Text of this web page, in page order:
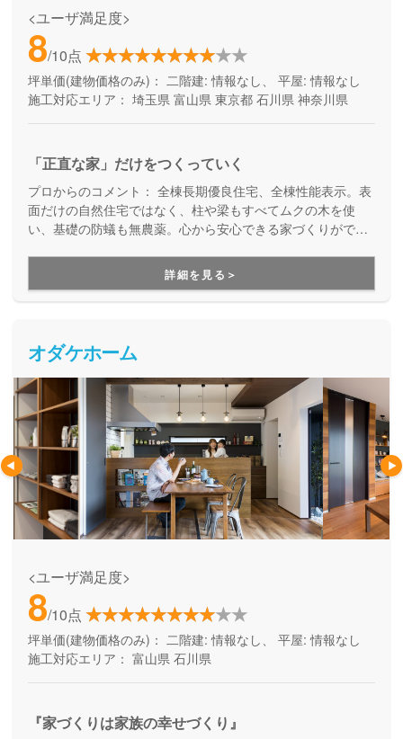
<ユーザ満足度>
8/10点
坪単価(建物価格のみ)： 二階建: 情報なし、 平屋: 情報なし
施工対応エリア： 埼玉県 富山県 東京都 石川県 神奈川県
「正直な家」だけをつくっていく
プロからのコメント： 全棟長期優良住宅、全棟性能表示。表
面だけの自然住宅ではなく、柱や梁もすべてムクの木を使
い、基礎の防蟻も無農薬。心から安心できる家づくりができ
詳細を見る＞
オダケホーム
<ユーザ満足度>
8/10点
坪単価(建物価格のみ)： 二階建: 情報なし、 平屋: 情報なし
施工対応エリア： 富山県 石川県
『家づくりは家族の幸せづくり』